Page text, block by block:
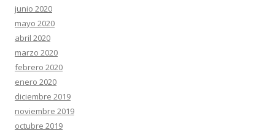
junio 2020
mayo 2020
abril 2020
marzo 2020
febrero 2020
enero 2020
diciembre 2019
noviembre 2019
octubre 2019